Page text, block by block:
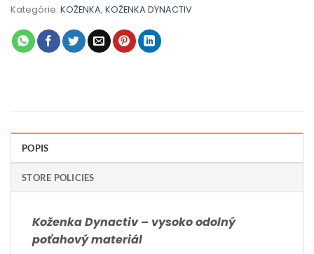
Kategórie: KOŽENKA, KOŽENKA DYNACTIV
POPIS
STORE POLICIES
Koženka Dynactiv – vysoko odolný
poťahový materiál